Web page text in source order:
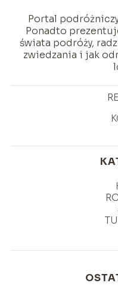
Portal
Ponadto
świata podróży,
zwiedzania i jak